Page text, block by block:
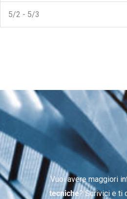
5/2 - 5/3
Vuoi avere maggiori
tecniche? Scrivici e ti